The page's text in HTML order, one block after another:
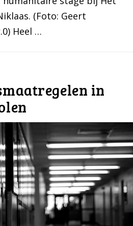
(Foto: Geert
Heel …
in